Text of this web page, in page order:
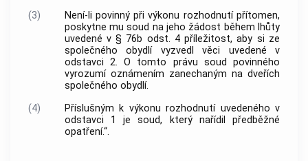
(3)
Není-li povinný při výkonu rozhodnutí přítomen,
poskytne mu soud na jeho žádost během lhůty
uvedené v § 76b odst. 4 příležitost, aby si ze
společného obydlí vyzvedl věci uvedené v
odstavci 2. O tomto právu soud povinného
vyrozumí oznámením zanechaným na dveřích
společného obydlí.
(4)
Příslušným k výkonu rozhodnutí uvedeného v
odstavci 1 je soud, který nařídil předběžné
opatření.“.